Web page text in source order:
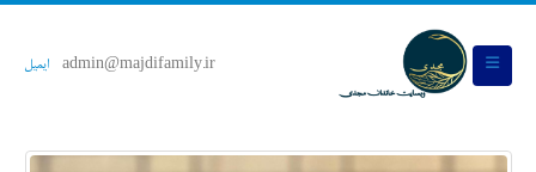
admin@majdifamily.ir ایمیل